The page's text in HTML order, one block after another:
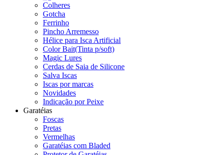
Colheres
Gotcha
Ferrinho
Pincho Arremesso
Hélice para Isca Artificial
Color Bait(Tinta p/soft)
Magic Lures
Cerdas de Saia de Silicone
Salva Iscas
Iscas por marcas
Novidades
Indicação por Peixe
Garatéias
Foscas
Pretas
Vermelhas
Garatéias com Bladed